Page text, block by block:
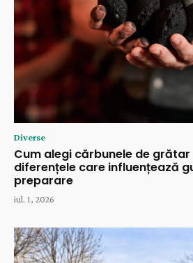
Diverse
Cum alegi cărbunele de
diferențele care influențează
preparare
iul. 1, 2026